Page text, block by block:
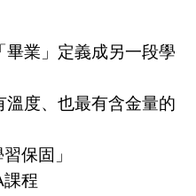
畢業」定義成另一段學
度、也最有含金量的
保固」
課程